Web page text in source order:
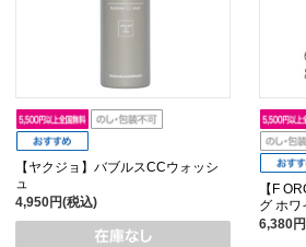
【ヤクジョ】バブルスCCウォッシ
ュ
4,950円(税込)
【F
グ ホワ
6,380